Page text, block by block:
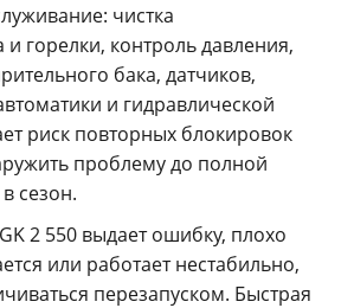
чистка
горелки, контроль давления,
бака, датчиков,
и гидравлической
риск повторных блокировок
проблему до полной
сезон.
2 550 выдает ошибку, плохо
или работает нестабильно,
перезапуском. Быстрая